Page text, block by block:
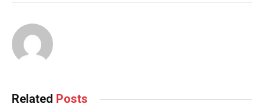
Related Posts